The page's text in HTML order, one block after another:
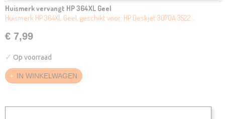
Huismerk vervangt HP 364XL Geel
Huismerk HP 364XL Geel, geschikt voor: HP Deskjet 3070A 3522…
€ 7,99
✓ Op voorraad
IN WINKELWAGEN